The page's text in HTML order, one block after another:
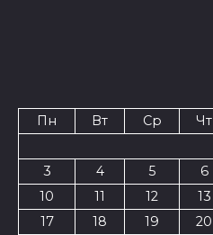
Пн Вт Ср Чт
3
4 5 6
10
11 12 13
17
18 19 20